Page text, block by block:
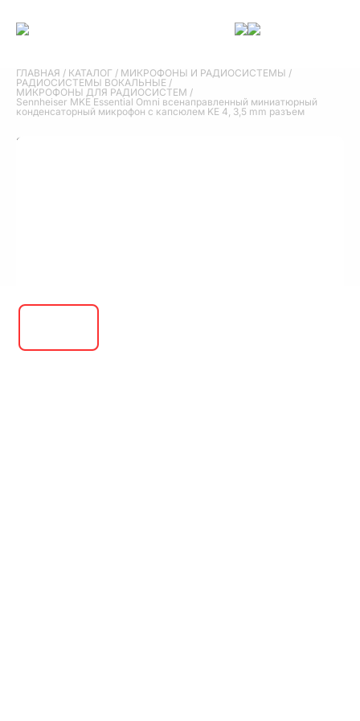
ГЛАВНАЯ / КАТАЛОГ / МИКРОФОНЫ И РАДИОСИСТЕМЫ /
РАДИОСИСТЕМЫ ВОКАЛЬНЫЕ /
МИКРОФОНЫ ДЛЯ РАДИОСИСТЕМ /
Sennheiser MKE Essential Omni всенаправленный миниатюрный
конденсаторный микрофон с капсюлем KE 4, 3,5 mm разъем
Sennheiser MKE Essential Omni